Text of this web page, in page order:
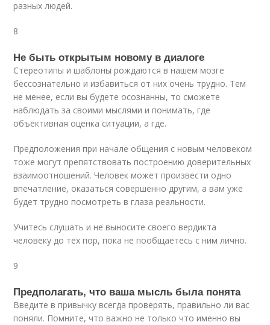
разных людей.
8
Не быть открытым новому в диалоге
Стереотипы и шаблоны рождаются в нашем мозге
бессознательно и избавиться от них очень трудно. Тем
не менее, если вы будете осознанны, то сможете
наблюдать за своими мыслями и понимать, где
объективная оценка ситуации, а где.
Предположения при начале общения с новым человеком
тоже могут препятствовать построению доверительных
взаимоотношений. Человек может произвести одно
впечатление, оказаться совершенно другим, а вам уже
будет трудно посмотреть в глаза реальности.
Учитесь слушать и не выносите своего вердикта
человеку до тех пор, пока не пообщаетесь с ним лично.
9
Предполагать, что ваша мысль была понята
Введите в привычку всегда проверять, правильно ли вас
поняли. Помните, что важно не только что именно вы